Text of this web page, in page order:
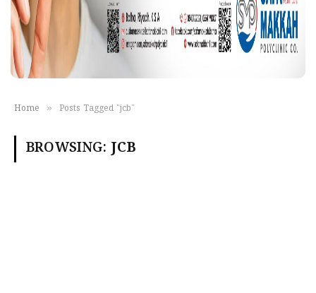
Home » Posts Tagged "jcb"
BROWSING: JCB